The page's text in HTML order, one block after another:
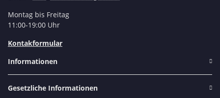
Montag bis Freitag
11:00-19:00 Uhr
Kontakformular
Informationen
Gesetzliche Informationen